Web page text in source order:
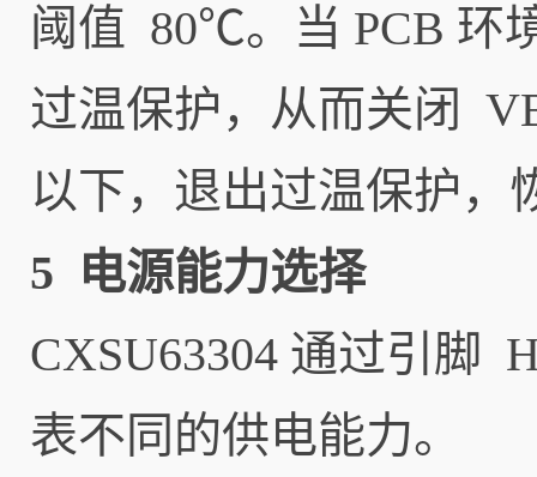
阈值 80℃。当 PCB 环
过温保护，从而关闭
以下，退出过温保护，
5 电源能力选择
CXSU63304 通过引脚
表不同的供电能力。